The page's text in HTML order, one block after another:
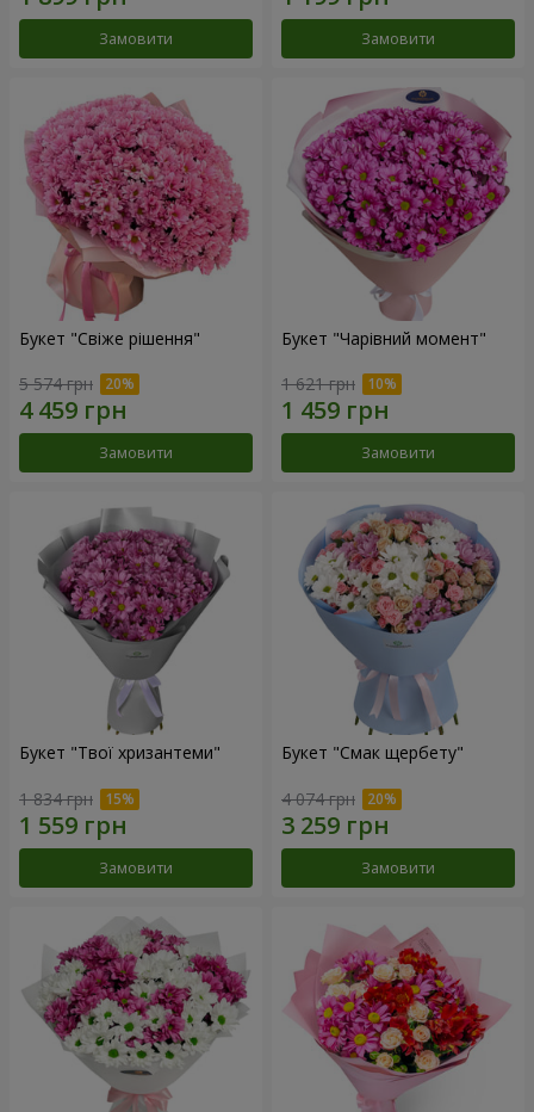
Замовити Замовити
Букет "Свіже рішення"
5 574 грн
Замовити
Букет "Чарівний момент"
1 621 грн
Замовити
Букет "Твої хризантеми"
1 834 грн
Замовити
Букет "Смак щербету"
4 074 грн
Замовити